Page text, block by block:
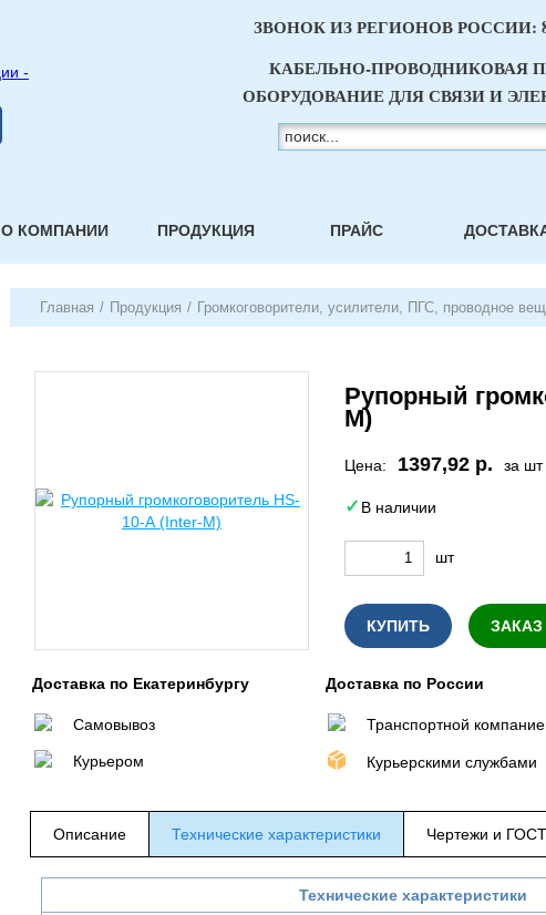
ЗВОНОК ИЗ РЕГИОНОВ РОССИИ:
КАБЕЛЬНО-ПРОВОДНИКОВАЯ
ОБОРУДОВАНИЕ ДЛЯ СВЯЗИ И
О КОМПАНИИ ПРОДУКЦИЯ ПРАЙС
Главная / Продукция / Громкоговорители, усилители, ПГС, проводное
Рупорный
M)
Цена: 1397,92 р. за
В наличии
шт
КУПИТЬ
Доставка по Екатеринбургу
Самовывоз
Курьером
Доставка по России
Транспортной
Курьерскими службами
Описание Технические характеристики Чертежи и
Технические характеристики